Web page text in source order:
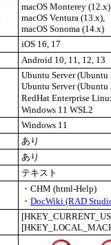
macOS Monterey
macOS Ventura (13.x),
macOS Sonoma (14.x)
iOS 16, 17
Android 10, 11, 12, 13
Ubuntu Server (Ubuntu
Ubuntu Server (Ubuntu
RedHat Enterprise
Windows 11 WSL2
Windows 11
あり
あり
テキスト
・CHM (html-Help)
・ DocWiki (RAD